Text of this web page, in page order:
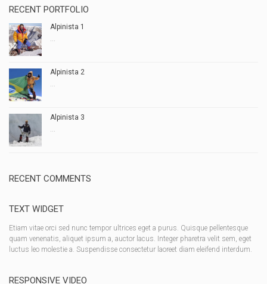
RECENT PORTFOLIO
Alpinista 1
Alpinista 2
Alpinista 3
RECENT COMMENTS
TEXT WIDGET
Etiam vitae orci sed nunc tempor ultrices eget a purus. Quisque pellentesque
quam venenatis, aliquet ipsum a, auctor lacus. Integer pharetra velit sem, eget
luctus leo molestie a. Suspendisse consectetur laoreet diam eleifend interdum.
RESPONSIVE VIDEO